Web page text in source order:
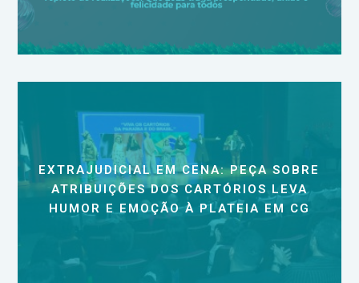
EXTRAJUDICIAL EM CENA: PEÇA SOBRE
ATRIBUIÇÕES DOS CARTÓRIOS LEVA
HUMOR E EMOÇÃO À PLATEIA EM CG